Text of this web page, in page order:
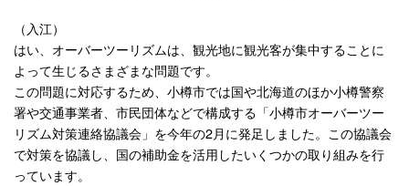
（入江）
はい、オーバーツーリズムは、観光地に観光客が集中することに
よって生じるさまざまな問題です。
この問題に対応するため、小樽市では国や北海道のほか小樽警察
署や交通事業者、市民団体などで構成する「小樽市オーバーツー
リズム対策連絡協議会」を今年の2月に発足しました。この協議会
で対策を協議し、国の補助金を活用したいくつかの取り組みを行
っています。